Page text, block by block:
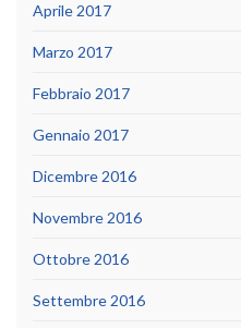
Aprile 2017
Marzo 2017
Febbraio 2017
Gennaio 2017
Dicembre 2016
Novembre 2016
Ottobre 2016
Settembre 2016